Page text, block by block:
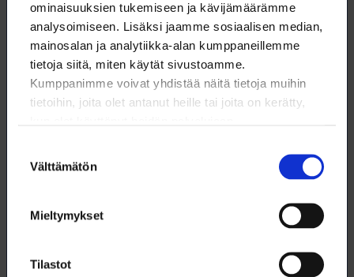
ominaisuuksien tukemiseen ja kävijämäärämme
analysoimiseen. Lisäksi jaamme sosiaalisen median,
mainosalan ja analytiikka-alan kumppaneillemme
tietoja siitä, miten käytät sivustoamme.
Kumppanimme voivat yhdistää näitä tietoja muihin
tietoihin, joita olet antanut heille tai joita on kerätty,
valinta
Välttämätön
Mieltymykset
Tilastot
Jos luottamustehtävä ja vaikuttaminen
kiinnostavat, tutustu tapahtumaan tarkemmin ja
ilmoittaudu mukaan!
Lue lisää ja ilmoittaudu:Loimun ledit – mestarit
Mestarissa
Tämä artikkeli (pdf)